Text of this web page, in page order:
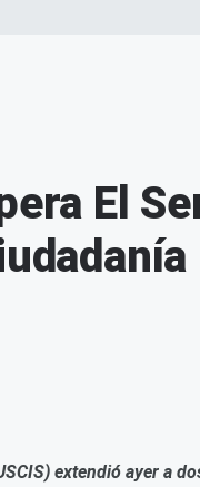
El
extendió ayer a